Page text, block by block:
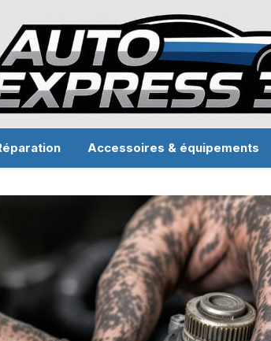
Accessoires & équipements